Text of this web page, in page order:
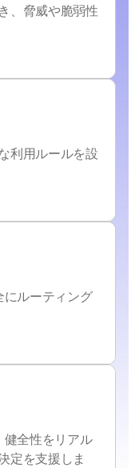
、脅威や脆弱性
利用ルールを設
ルーティング
全性をリアル
定を支援しま